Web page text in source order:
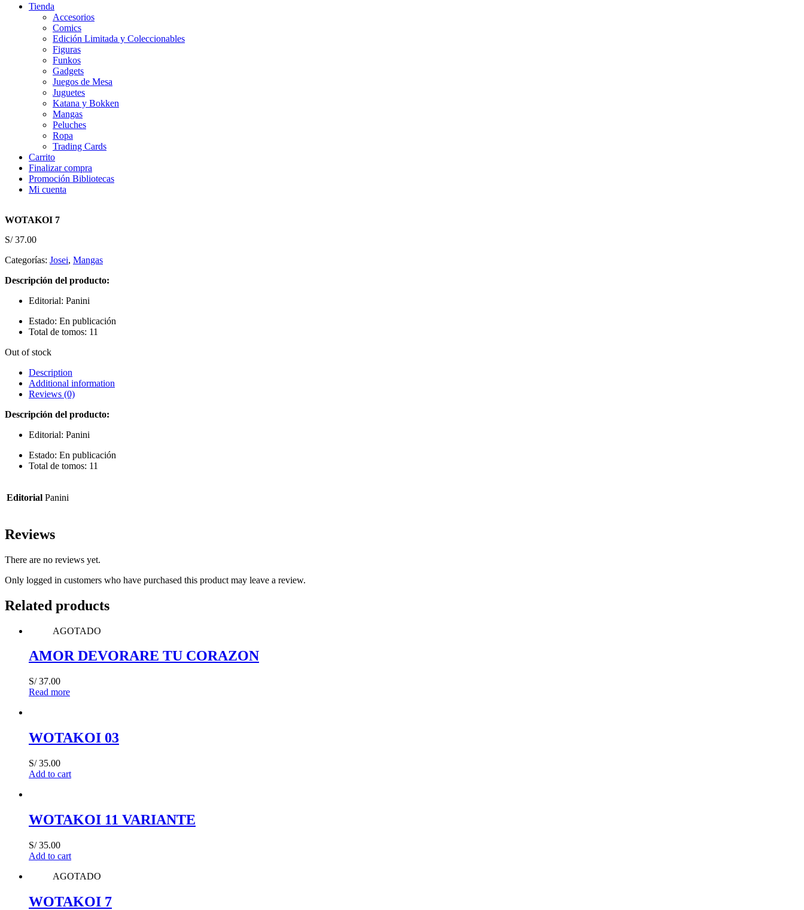
Tienda
Accesorios
Comics
Edición Limitada y Coleccionables
Figuras
Funkos
Gadgets
Juegos de Mesa
Juguetes
Katana y Bokken
Mangas
Peluches
Ropa
Trading Cards
Carrito
Finalizar compra
Promoción Bibliotecas
Mi cuenta
WOTAKOI 7
S/37.00
Categorías: Josei, Mangas
Descripción del producto:
Editorial: Panini
Estado: En publicación
Total de tomos: 11
Out of stock
Description
Additional information
Reviews (0)
Descripción del producto:
Editorial: Panini
Estado: En publicación
Total de tomos: 11
Editorial Panini
Reviews
There are no reviews yet.
Only logged in customers who have purchased this product may leave a review.
Related products
AGOTADO
AMOR DEVORARE TU CORAZON
S/37.00
Read more
WOTAKOI 03
S/35.00
Add to cart
WOTAKOI 11 VARIANTE
S/35.00
Add to cart
AGOTADO
WOTAKOI 7